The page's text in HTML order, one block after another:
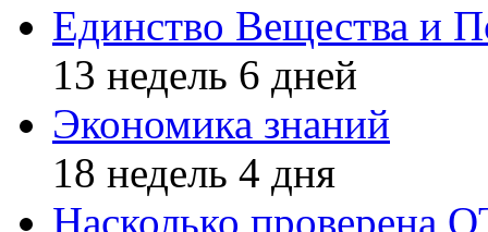
Единство Вещества и
13 недель 6 дней
Экономика знаний
18 недель 4 дня
Насколько проверена